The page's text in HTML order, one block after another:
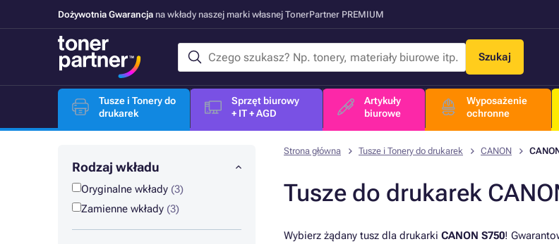
Dożywotnia Gwarancja na wkłady naszej marki własnej TonerPartner PREMIUM
Szukaj
Tusze i Tonery do
drukarek
Sprzęt biurowy
+ IT + AGD
Artykuły
biurowe
Wyposażenie
ochronne
Rodzaj wkładu
Oryginalne wkłady (3)
Zamienne wkłady (3)
Strona główna Tusze i Tonery do drukarek CANON
Tusze do drukarek
Wybierz żądany tusz dla drukarki CANON S750!